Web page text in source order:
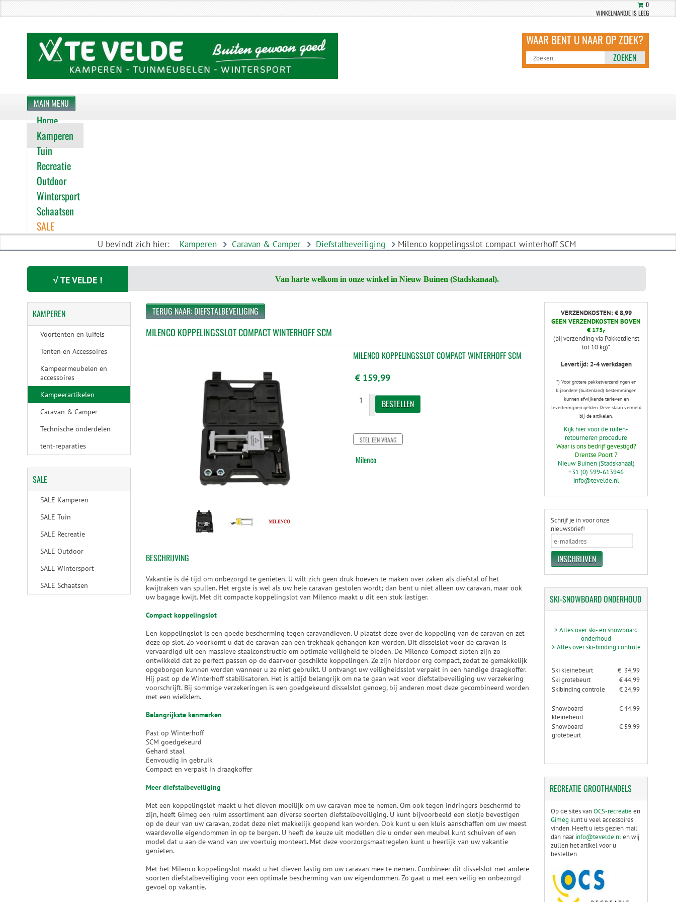
0
WINKELMANDJE IS LEEG
ZOEKEN
MAIN MENU
Home
Kamperen
Tuin
Recreatie
Outdoor
Wintersport
Schaatsen
SALE
U bevindt zich hier: Kamperen Caravan & Camper Diefstalbeveiliging Milenco koppelingsslot compact winterhoff SCM
√ TE VELDE ! Van harte welkom in onze winkel in Nieuw Buinen (Stadskanaal).
TERUG NAAR: DIEFSTALBEVEILIGING
MILENCO KOPPELINGSSLOT COMPACT WINTERHOFF SCM
MILENCO KOPPELINGSSLOT COMPACT WINTERHOFF SCM
€ 159,99
STEL EEN VRAAG
Milenco
BESCHRIJVING
Vakantie is dé tijd om onbezorgd te genieten. U wilt zich geen druk hoeven te maken over zaken als diefstal of het
kwijtraken van spullen. Het ergste is wel als uw hele caravan gestolen wordt; dan bent u niet alleen uw caravan, maar ook
uw bagage kwijt. Met dit compacte koppelingslot van Milenco maakt u dit een stuk lastiger.
Compact koppelingslot
Een koppelingslot is een goede bescherming tegen caravandieven. U plaatst deze over de koppeling van de caravan en zet
deze op slot. Zo voorkomt u dat de caravan aan een trekhaak gehangen kan worden. Dit disselslot voor de caravan is
vervaardigd uit een massieve staalconstructie om optimale veiligheid te bieden. De Milenco Compact sloten zijn zo
ontwikkeld dat ze perfect passen op de daarvoor geschikte koppelingen. Ze zijn hierdoor erg compact, zodat ze gemakkelijk
opgeborgen kunnen worden wanneer u ze niet gebruikt. U ontvangt uw veiligheidsslot verpakt in een handige draagkoffer.
Hij past op de Winterhoff stabilisatoren. Het is altijd belangrijk om na te gaan wat voor diefstalbeveiliging uw verzekering
voorschrijft. Bij sommige verzekeringen is een goedgekeurd disselslot genoeg, bij anderen moet deze gecombineerd worden
met een wielklem.
Belangrijkste kenmerken
Past op Winterhoff
SCM goedgekeurd
Gehard staal
Eenvoudig in gebruik
Compact en verpakt in draagkoffer
Meer diefstalbeveiliging
Met een koppelingslot maakt u het dieven moeilijk om uw caravan mee te nemen. Om ook tegen indringers beschermd te
zijn, heeft Gimeg een ruim assortiment aan diverse soorten diefstalbeveiliging. U kunt bijvoorbeeld een slotje bevestigen
op de deur van uw caravan, zodat deze niet makkelijk geopend kan worden. Ook kunt u een kluis aanschaffen om uw meest
waardevolle eigendommen in op te bergen. U heeft de keuze uit modellen die u onder een meubel kunt schuiven of een
model dat u aan de wand van uw voertuig monteert. Met deze voorzorgsmaatregelen kunt u heerlijk van uw vakantie
genieten.
Met het Milenco koppelingslot maakt u het dieven lastig om uw caravan mee te nemen. Combineer dit disselslot met andere
soorten diefstalbeveiliging voor een optimale bescherming van uw eigendommen. Zo gaat u met een veilig en onbezorgd
gevoel op vakantie.
KAMPEREN
Voortenten en luifels
Tenten en Accessoires
Kampeermeubelen en
accessoires
Kampeerartikelen
Caravan & Camper
Technische onderdelen
tent-reparaties
SALE
SALE Kamperen
SALE Tuin
SALE Recreatie
SALE Outdoor
SALE Wintersport
SALE Schaatsen
VERZENDKOSTEN: € 8,99
GEEN VERZENDKOSTEN BOVEN
€ 175,-
(bij verzending via Pakketdienst
tot 10 kg)*
Levertijd: 2-4 werkdagen
*) Voor grotere pakketverzendingen en
bijzondere (buitenland) bestemmingen
kunnen afwijkende tarieven en
levertermijnen gelden. Deze staan vermeld
bij de artikelen.
Kijk hier voor de ruilen-
retourneren procedure
Waar is ons bedrijf gevestigd?
Drentse Poort 7
Nieuw Buinen (Stadskanaal)
+31 (0) 599-613946
info@tevelde.nl
Schrijf je in voor onze
nieuwsbrief!
SKI-SNOWBOARDONDERHOUD
> Alles over ski- en snowboard
onderhoud
> Alles over ski-binding controle
Ski kleinebeurt
€ 34,99
Ski grotebeurt
€ 44,99
Skibinding controle
€ 24,99
Snowboard
kleinebeurt
€ 44.99
Snowboard
grotebeurt
€ 59.99
RECREATIE GROOTHANDELS
Op de sites vanOCS-recreatie en
Gimeg kunt u veel accessoires
vinden. Heeft u iets gezien mail
dan naarinfo@tevelde.nlen wij
zullen het artikel voor u
bestellen.